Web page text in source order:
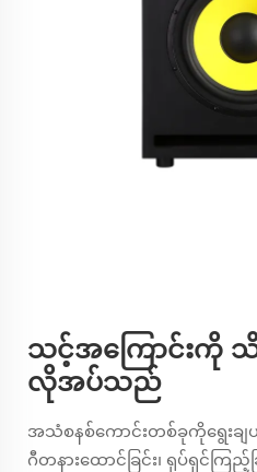
သင့်အကြောင်းကို သိ
လိုအပ်သည်
အသံစနစ်ကောင်းတစ်ခုကိုရွေးချ
ဂီတနားထောင်ခြင်း၊ ရုပ်ရှင်က